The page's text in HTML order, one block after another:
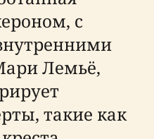
с
Лемьё,
такие как